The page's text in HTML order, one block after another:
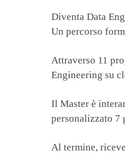
Diventa Data
Un percorso
Attraverso 11
Engineering su
Il Master è
personalizzato 7
Al termine,